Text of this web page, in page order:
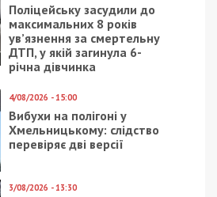
Поліцейську засудили до
максимальних 8 років
ув’язнення за смертельну
ДТП, у якій загинула 6-
річна дівчинка
4/08/2026 - 15:00
Вибухи на полігоні у
Хмельницькому: слідство
перевіряє дві версії
3/08/2026 - 13:30